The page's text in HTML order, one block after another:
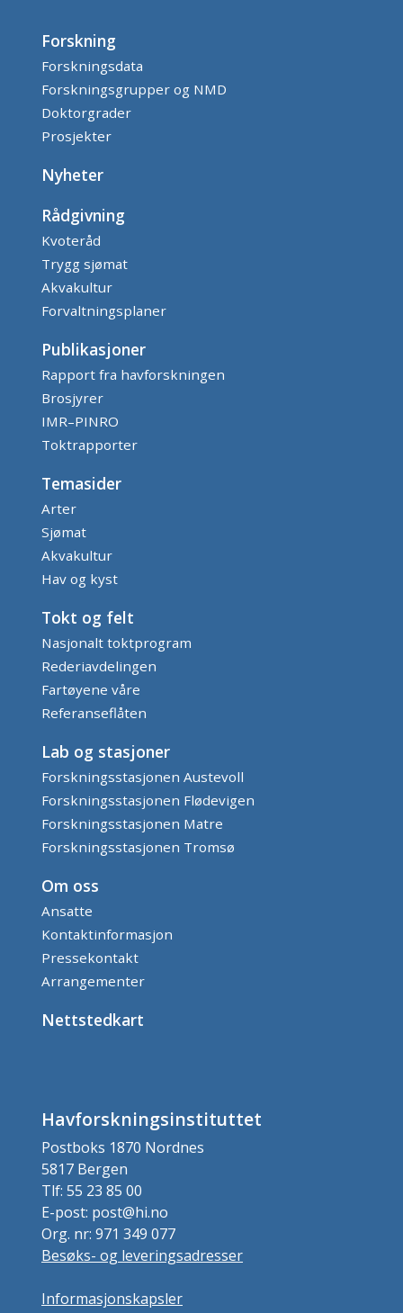
Forskning
Forskningsdata
Forskningsgrupper og NMD
Doktorgrader
Prosjekter
Nyheter
Rådgivning
Kvoteråd
Trygg sjømat
Akvakultur
Forvaltningsplaner
Publikasjoner
Rapport fra havforskningen
Brosjyrer
IMR–PINRO
Toktrapporter
Temasider
Arter
Sjømat
Akvakultur
Hav og kyst
Tokt og felt
Nasjonalt toktprogram
Rederiavdelingen
Fartøyene våre
Referanseflåten
Lab og stasjoner
Forskningsstasjonen Austevoll
Forskningsstasjonen Flødevigen
Forskningsstasjonen Matre
Forskningsstasjonen Tromsø
Om oss
Ansatte
Kontaktinformasjon
Pressekontakt
Arrangementer
Nettstedkart
Havforskningsinstituttet
Postboks 1870 Nordnes
5817 Bergen
Tlf: 55 23 85 00
E-post: post@hi.no
Org. nr: 971 349 077
Besøks- og leveringsadresser
Informasjonskapsler